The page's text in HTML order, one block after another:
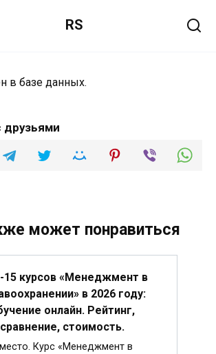
RS
в базе данных.
друзьями
может понравиться
курсов «Менеджмент в
в 2026 году:
онлайн. Рейтинг,
сравнение, стоимость.
Курс «Менеджмент в